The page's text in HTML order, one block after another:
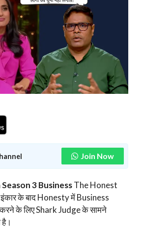
Join Now
3 BusinessThe Honest
के बाद Honesty में Business
के लिए Shark Judge के सामने